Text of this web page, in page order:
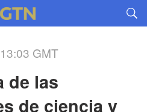
GMT
de las
de ciencia y